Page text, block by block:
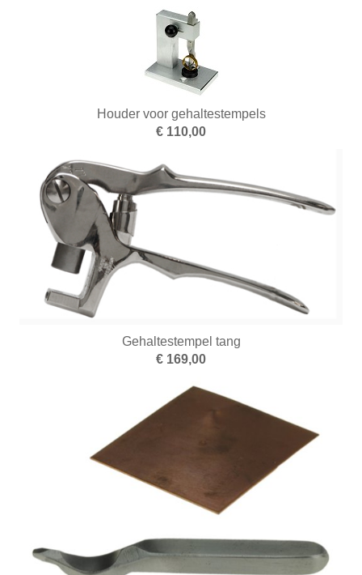
Houder voor gehaltestempels
€ 110,00
Gehaltestempel tang
€ 169,00